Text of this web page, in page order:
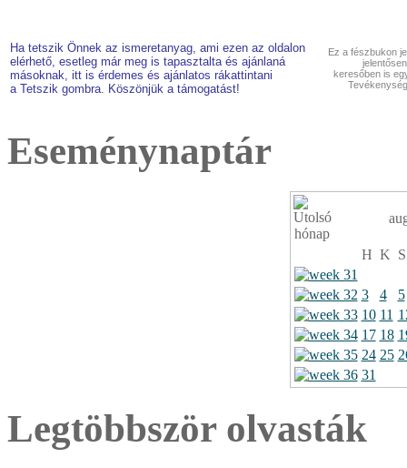
Ha tetszik Önnek az ismeretanyag, ami ezen az oldalon
elérhető, esetleg már meg is tapasztalta és ajánlaná
másoknak, itt is érdemes és ajánlatos rákattintani
a Tetszik gombra. Köszönjük a támogatást!
Ez a fészbukon
keresőben is
Eseménynaptár
H K
3 4
5
10 11
17 18
24 25
31
Legtöbbször olvasták